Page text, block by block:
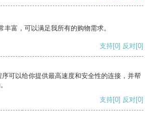
丰富，可以满足我所有的购物需求。
支持[0] 反对[0]
可以给你提供最高速度和安全性的连接，并帮
支持[0] 反对[0]